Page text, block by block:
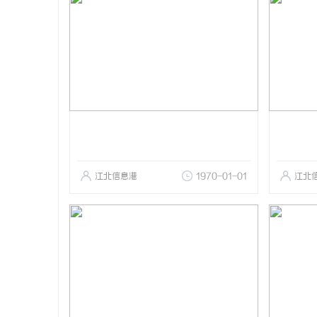
江北信息港 1970-01-01 江北